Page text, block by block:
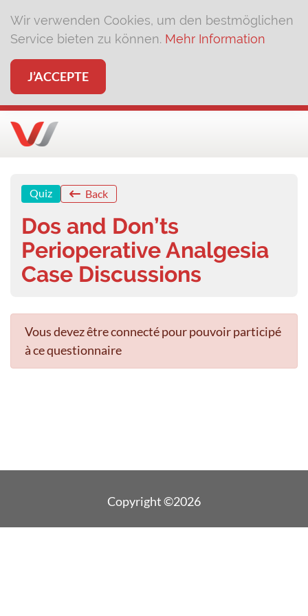
Wir verwenden Cookies, um den bestmöglichen
Service bieten zu können. Mehr Information
J’ACCEPTE
Quiz Back
Dos and Don’ts
Perioperative Analgesia
Case Discussions
Vous devez être connecté pour pouvoir participé
à ce questionnaire
Copyright ©2026